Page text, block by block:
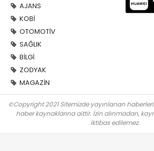
AJANS
KOBİ
OTOMOTİV
SAĞLIK
BİLGİ
ZODYAK
MAGAZİN
©Copyright 2021 Sitemizde yayınlanan
haber kaynaklarına aittir. İzin alınmadan,
iktibas edilemez.